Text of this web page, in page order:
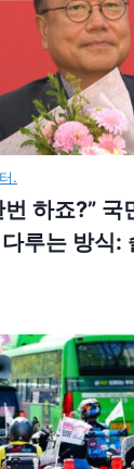
.
하죠?”
루는 방식: